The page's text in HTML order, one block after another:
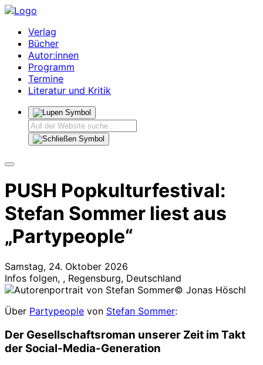
Verlag
Bücher
Autor:innen
Programm
Termine
Literatur und Kritik
PUSH Popkulturfestival:
Stefan Sommer liest aus
„Partypeople“
Samstag, 24. Oktober 2026
Infos folgen, , Regensburg, Deutschland
© Jonas Höschl
Über Partypeople von Stefan Sommer:
Der Gesellschaftsroman unserer Zeit im Takt
der Social-Media-Generation